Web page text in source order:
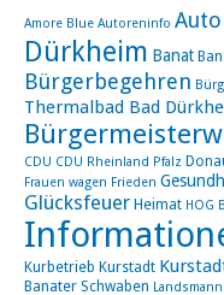
Amore Blue Autoreninfo
Dürkheim Banat
Bürgerbegehren
Thermalbad Bad
CDU CDU Rheinland Pfalz
Frauen wagen Frieden
Glücksfeuer Heimat HOG
Kurbetrieb Kurstadt
Banater Schwaben